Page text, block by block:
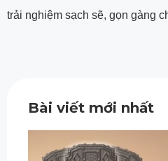
trải nghiệm sạch sẽ, gọn gàng
Bài viết mới nhất